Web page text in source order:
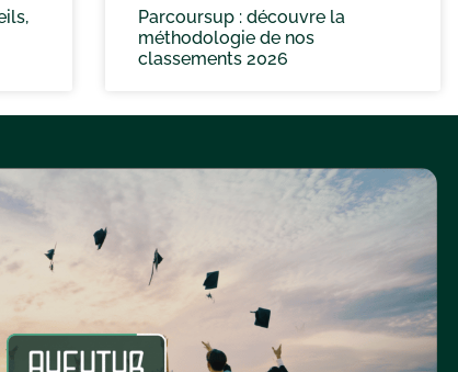
Parcoursup : découvre la
méthodologie de nos
classements 2026